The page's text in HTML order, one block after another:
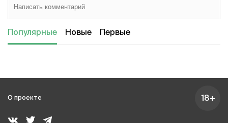
Популярные Новые Первые
О проекте 18+